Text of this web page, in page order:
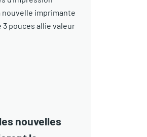
nouvelle imprimante
pouces allie valeur
nouvelles